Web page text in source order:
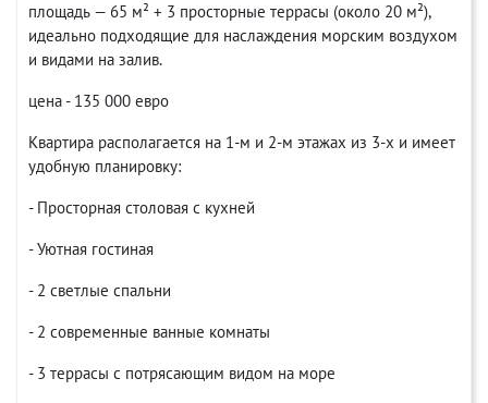
площадь — 65 м² + 3 просторные террасы (около 20 м²),
идеально подходящие для наслаждения морским воздухом
и видами на залив.
цена - 135 000 евро
Квартира располагается на 1-м и 2-м этажах из 3-х и имеет
удобную планировку:
- Просторная столовая с кухней
- Уютная гостиная
- 2 светлые спальни
- 2 современные ванные комнаты
- 3 террасы с потрясающим видом на море